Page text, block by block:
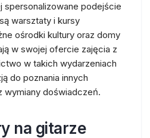
spersonalizowane podejście
warsztaty i kursy
ośrodki kultury oraz domy
w swojej ofercie zajęcia z
w takich wydarzeniach
do poznania innych
wymiany doświadczeń.
na gitarze